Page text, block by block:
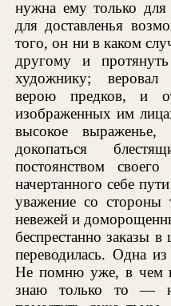
нужна ему только для
для доставленья
того, он ни в каком
другому и
художнику; веровал
верою предков, и
изображенных им
высокое
докопаться
постоянством
начертанного себе
уважение со стороны
невежей и
беспрестанно заказы
переводилась. Одна
Не помню уже, в чем
знаю только то —